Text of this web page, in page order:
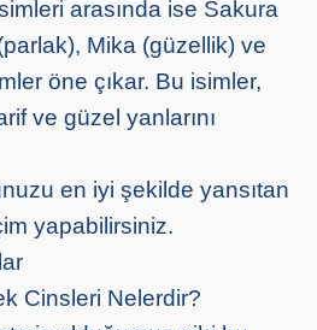
arasında ise Sakura
Mika (güzellik) ve
öne çıkar. Bu isimler,
ve güzel yanlarını
en iyi şekilde yansıtan
yapabilirsiniz.
Cinsleri Nelerdir?